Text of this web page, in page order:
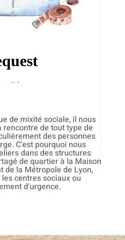
de mixité sociale, il nous
rencontre de tout type de
des personnes
C’est pourquoi nous
dans des structures
de quartier à la Maison
de la Métropole de Lyon,
centres sociaux ou
d’urgence.